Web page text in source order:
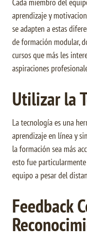
Cada miembro del
aprendizaje y
se adapten a estas
de formación modular,
cursos que más les
aspiraciones
Utilizar la
La tecnología es una
aprendizaje en línea y
la formación sea más
esto fue
equipo a pesar del
Feedback